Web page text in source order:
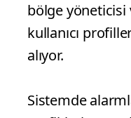
bölge yöneticisi
kullanıcı
alıyor.
Sistemde